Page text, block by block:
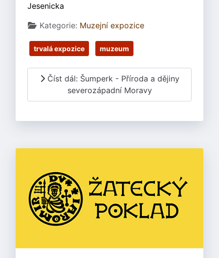
Jesenicka
Základní údaje
Kategorie: Muzejní expozice
trvalá expozice muzeum
Číst dál: Šumperk - Příroda a dějiny
severozápadní Moravy